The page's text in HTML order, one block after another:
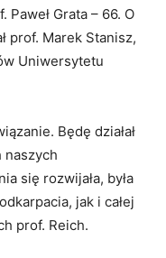
Paweł Grata – 66. O
prof. Marek Stanisz,
Uniwersytetu
Będę działał
naszych
się rozwijała, była
jak i całej
prof. Reich.